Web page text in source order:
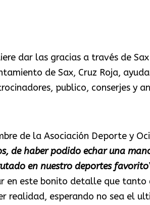
dar las gracias a través de
de Sax, Cruz Roja,
publico, conserjes y
de la Asociación Deporte y
de haber podido echar una
en nuestro deportes favorito
en este bonito detalle que tanto
realidad, esperando no sea el